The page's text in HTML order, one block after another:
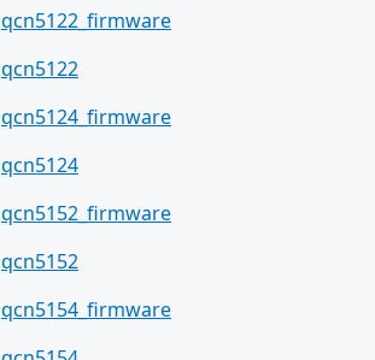
qcn5122_firmware
qcn5122
qcn5124_firmware
qcn5124
qcn5152_firmware
qcn5152
qcn5154_firmware